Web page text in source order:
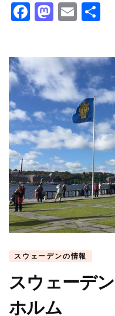
Facebook
Email
スウェーデンの情報
スウェーデ
ホルム